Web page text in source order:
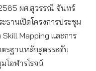
ผศ.สุวรรณี จันทร์
ธานเปิดโครงการประชุม
Mapping และการ
รฐานหลักสูตรระดับ
อฬารโรจน์